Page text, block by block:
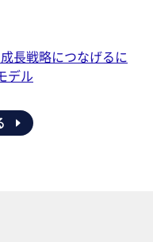
長戦略につなげるに
デル